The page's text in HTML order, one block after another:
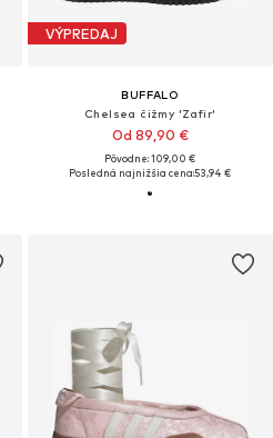
VÝPREDAJ
BUFFALO
Chelsea čižmy 'Zafir'
Od 89,90 €
Pôvodne: 109,00 €
Posledná najnižšia cena:53,94 €